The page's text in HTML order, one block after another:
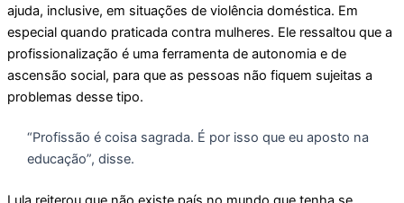
ajuda, inclusive, em situações de violência doméstica. Em
especial quando praticada contra mulheres. Ele ressaltou que a
profissionalização é uma ferramenta de autonomia e de
ascensão social, para que as pessoas não fiquem sujeitas a
problemas desse tipo.
“Profissão é coisa sagrada. É por isso que eu aposto na
educação”, disse.